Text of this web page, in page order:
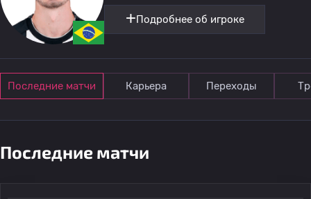
Подробнее об игроке
Последние матчи Карьера Переходы
Последние матчи